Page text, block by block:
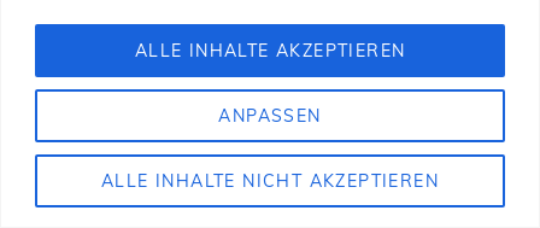
ANPASSEN
ALLE INHALTE NICHT AKZEPTIEREN
ALLE INHALTE AKZEPTIEREN